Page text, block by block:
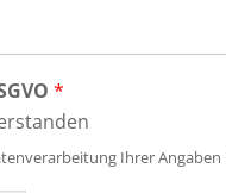
*
Ihrer